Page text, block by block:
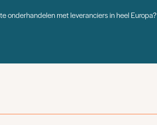
onderhandelen met leveranciers in heel Europa?